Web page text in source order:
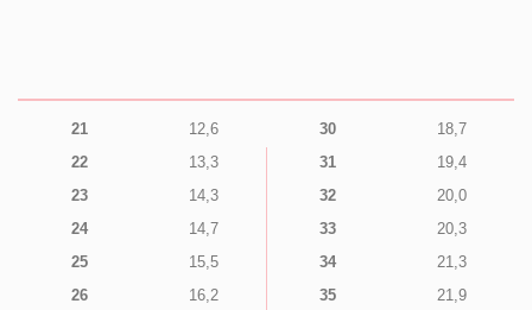
21
12,6
22
13,3
23
14,3
24
14,7
25
15,5
26
16,2
30
18,7
31
19,4
32
20,0
33
20,3
34
21,3
35
21,9